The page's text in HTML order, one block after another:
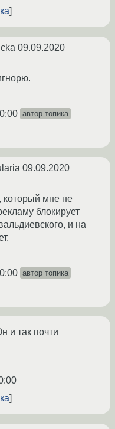
09.09.2020
автор топика
09.09.2020
который мне не
блокирует
и на
автор топика
и так почти